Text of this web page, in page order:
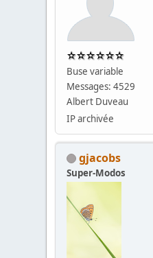
Buse variable
Messages: 4529
Albert Duveau
IP archivée
gjacobs
Super-Modos